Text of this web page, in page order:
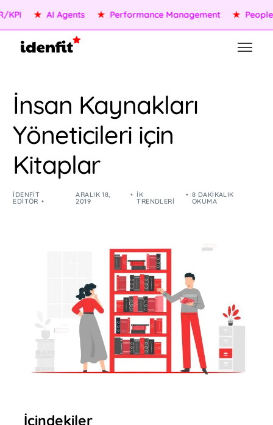
★ AI Agents ★ Performance Management ★ People
İnsan Kaynakları
Yöneticileri için
Kitaplar
IDENFIT
EDITÖR
ARALIK 18,
2019
İK
TRENDLERI
8 DAKIKALIK
OKUMA
İçindekiler